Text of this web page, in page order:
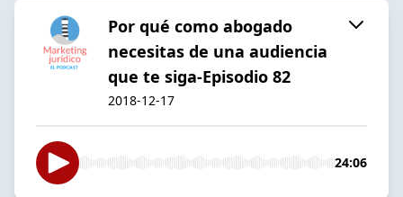
Por qué como abogado
necesitas de una audiencia
que te siga-Episodio 82
2018-12-17
24:06